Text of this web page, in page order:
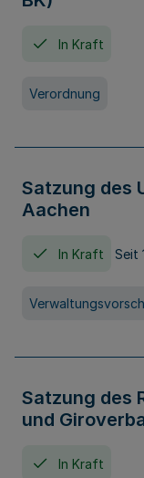
In Kraft
Verordnung
Satzung des
Aachen
In Kraft Seit
Satzung des
und
In Kraft